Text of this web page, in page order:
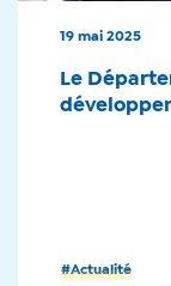
#Actualité
19 mai 2025
Le